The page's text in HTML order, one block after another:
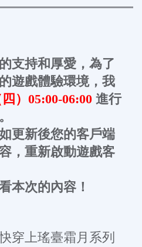
支持和厚愛，為了
遊戲體驗環境，我
）05:00-06:00進行
更新後您的客戶端
，重新啟動遊戲客
本次的內容！
穿上瑤臺霜月系列